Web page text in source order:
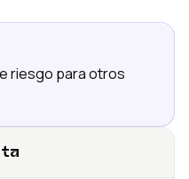
riesgo para otros